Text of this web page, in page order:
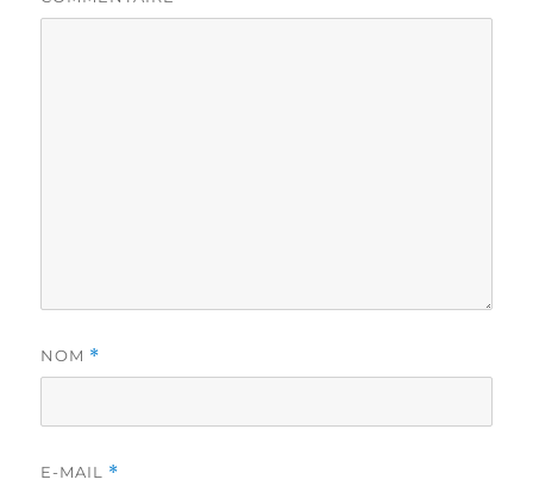
NOM *
E-MAIL *